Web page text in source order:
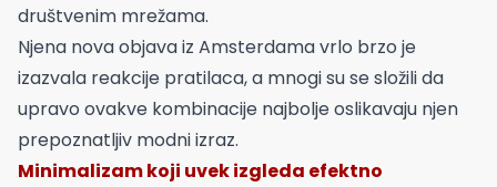
društvenim mrežama.
Njena nova objava iz Amsterdama vrlo brzo je
izazvala reakcije pratilaca, a mnogi su se složili da
upravo ovakve kombinacije najbolje oslikavaju njen
prepoznatljiv modni izraz.
Minimalizam koji uvek izgleda efektno